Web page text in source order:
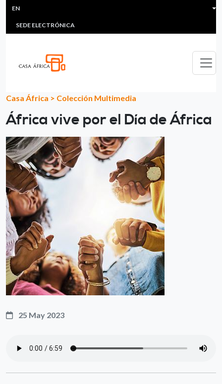
Skip to main content
HEADER MENU
MULTIMEDIA
SEDE ELECTRÓNICA
EN
Casa África > Colección Multimedia
África vive por el Día de África
25 May 2023